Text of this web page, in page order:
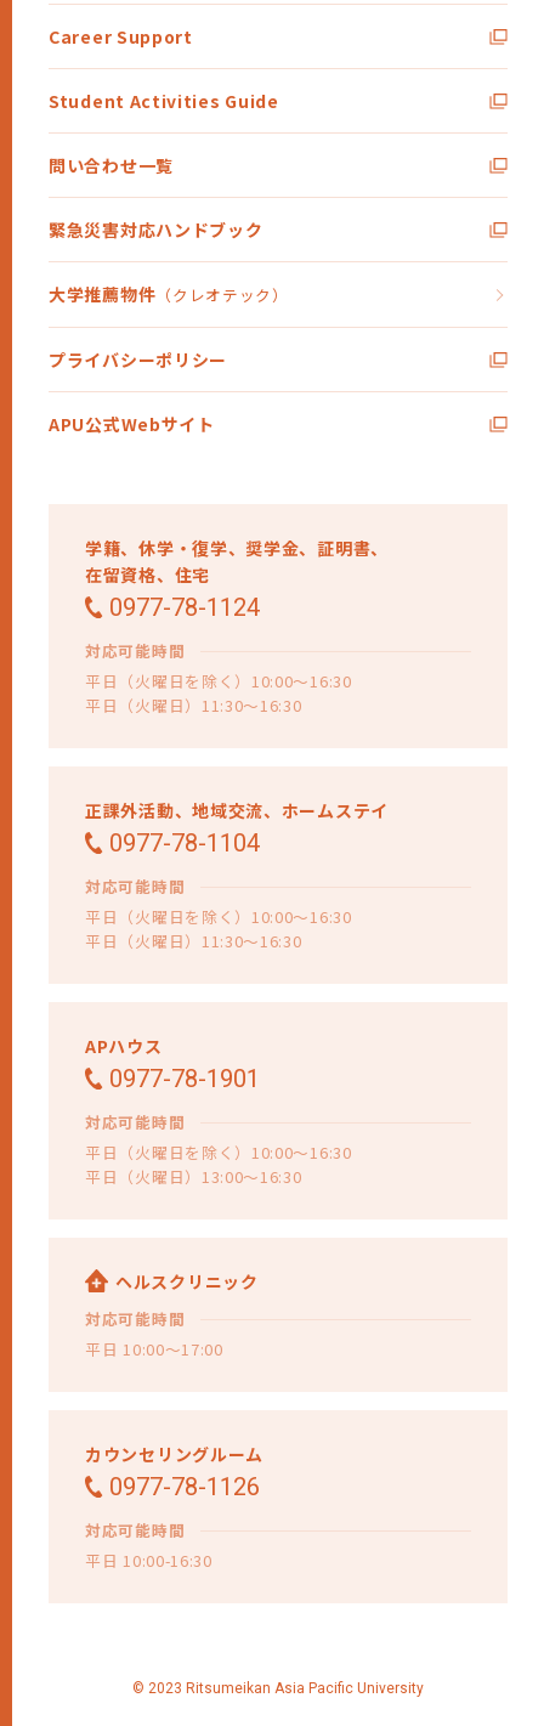
学籍、休学・復学、 奨学金、証明書、
在留資格、 住宅
0977-78-1124
対応可能時間
平日（火曜日を除く）10:00～16:30
平日（火曜日）11:30～16:30
正課外活動、地域交流、 ホームステイ
0977-78-1104
対応可能時間
平日（火曜日を除く）10:00～16:30
平日（火曜日）11:30～16:30
APハウス
0977-78-1901
対応可能時間
平日（火曜日を除く）10:00～16:30
平日（火曜日）13:00～16:30
ヘルスクリニック
対応可能時間
平日 10:00～17:00
カウンセリングルーム
0977-78-1126
対応可能時間
平日 10:00-16:30
Career Support
Student Activities Guide
問い合わせ一覧
緊急災害対応ハンドブック
大学推薦物件 （クレオテック）
プライバシーポリシー
APU公式Webサイト
© 2023 Ritsumeikan Asia Pacific University